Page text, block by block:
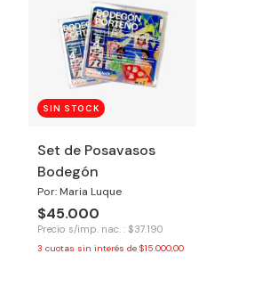
SIN STOCK
Set de Posavasos
Bodegón
Por: Maria Luque
$45.000
Precio s/imp. nac. : $37.190
3 cuotas sin interés de $15.000,00